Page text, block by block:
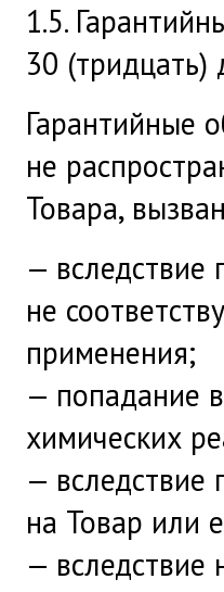
1.5.
30 (тридцать)
Гарантийные
не
Товара,
— вследствие
не
применения;
— попадание
химических
— вследствие
на Товар или
— вследствие